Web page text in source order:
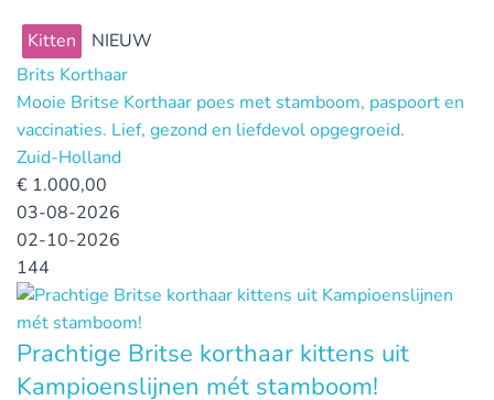
Kitten
NIEUW
Brits Korthaar
Mooie Britse Korthaar poes met stamboom, paspoort en
vaccinaties. Lief, gezond en liefdevol opgegroeid.
Zuid-Holland
€ 1.000,00
03-08-2026
02-10-2026
144
Prachtige Britse korthaar kittens uit
Kampioenslijnen mét stamboom!